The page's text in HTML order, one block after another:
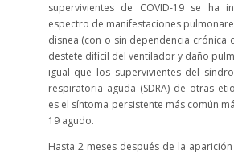
supervivientes de COVID-19 se ha
espectro de manifestaciones
disnea (con o sin dependencia crónica
destete difícil del ventilador y daño
igual que los supervivientes del
respiratoria aguda (SDRA) de otras
es el síntoma persistente más común
19 agudo.
Hasta 2 meses después de la